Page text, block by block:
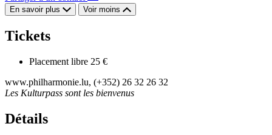
En savoir plus Voir moins
Tickets
Placement libre 25 €
www.philharmonie.lu, (+352) 26 32 26 32
Les Kulturpass sont les bienvenus
Détails